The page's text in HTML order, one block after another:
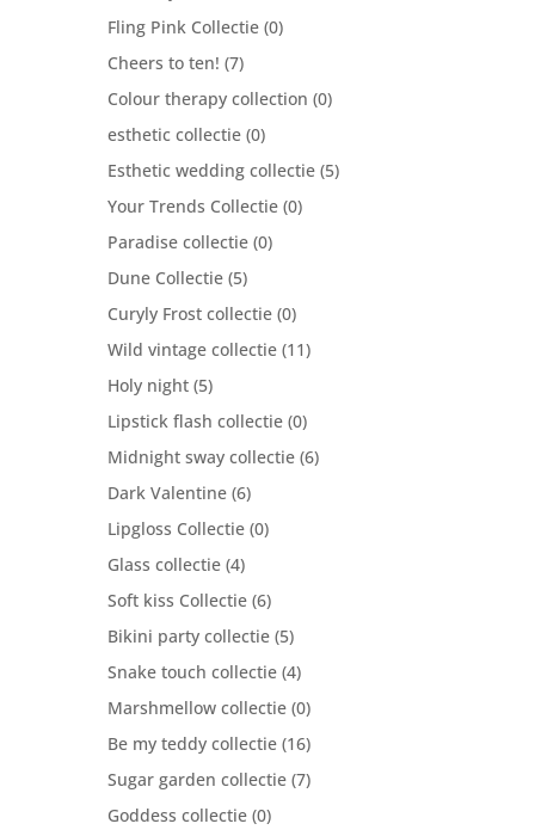
Fling Pink Collectie (0)
Cheers to ten! (7)
Colour therapy collection (0)
esthetic collectie (0)
Esthetic wedding collectie (5)
Your Trends Collectie (0)
Paradise collectie (0)
Dune Collectie (5)
Curyly Frost collectie (0)
Wild vintage collectie (11)
Holy night (5)
Lipstick flash collectie (0)
Midnight sway collectie (6)
Dark Valentine (6)
Lipgloss Collectie (0)
Glass collectie (4)
Soft kiss Collectie (6)
Bikini party collectie (5)
Snake touch collectie (4)
Marshmellow collectie (0)
Be my teddy collectie (16)
Sugar garden collectie (7)
Goddess collectie (0)